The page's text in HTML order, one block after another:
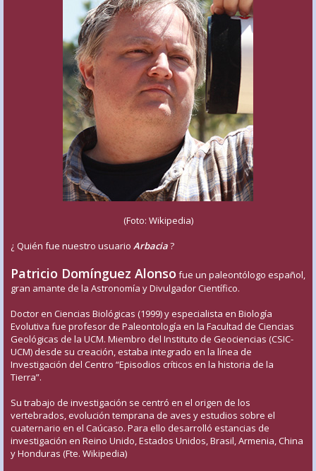
(Foto: Wikipedia)
¿ Quién fue nuestro usuario Arbacia?
Patricio Domínguez Alonso fue un paleontólogo español,
gran amante de la Astronomía y Divulgador Científico.
Doctor en Ciencias Biológicas (1999) y especialista en Biología
Evolutiva fue profesor de Paleontología en la Facultad de Ciencias
Geológicas de la UCM. Miembro del Instituto de Geociencias (CSIC-
UCM) desde su creación, estaba integrado en la línea de
Investigación del Centro “Episodios críticos en la historia de la
Tierra”.
Su trabajo de investigación se centró en el origen de los
vertebrados, evolución temprana de aves y estudios sobre el
cuaternario en el Caúcaso. Para ello desarrolló estancias de
investigación en Reino Unido, Estados Unidos, Brasil, Armenia, China
y Honduras (Fte. Wikipedia)